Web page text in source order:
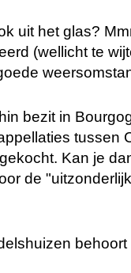
uit het glas?
(wellicht te
bezit in
tussen
Kan je
de